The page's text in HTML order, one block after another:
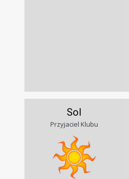
Sol
Przyjaciel Klubu